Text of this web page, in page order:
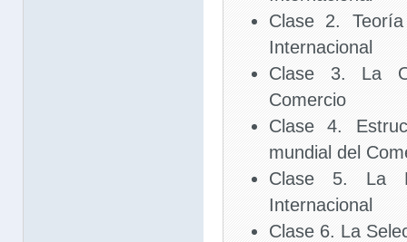
Clase 2.
Internacional
Clase 3. La
Comercio
Clase 4.
mundial del
Clase 5. La
Internacional
Clase 6. La